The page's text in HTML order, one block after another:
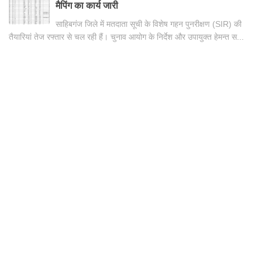
मैपिंग का कार्य जारी
साहिबगंज जिले में मतदाता सूची के विशेष गहन पुनरीक्षण (SIR) की
तैयारियां तेज रफ्तार से चल रही हैं। चुनाव आयोग के निर्देश और उपायुक्त हेमन्त स...